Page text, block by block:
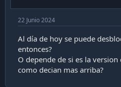
- Acá deben tener algún
entel.....
Tenía un pendiente con el
store.. para bajar programa de
archivos.....( xplorer...etc)..
22 Junio 2024
Al día de hoy se puede
entonces?
O depende de si es la
como decian mas arriba?